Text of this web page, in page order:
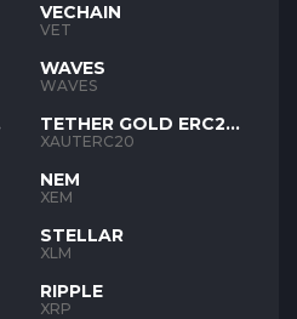
VECHAIN
VET
WAVES
WAVES
TETHER GOLD ERC20
XAUT
XAUTERC20
NEM
XEM
STELLAR
XLM
RIPPLE
XRP